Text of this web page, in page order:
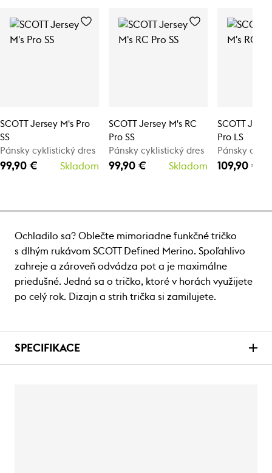
SCOTT Jersey M's Pro
SS
Pánsky cyklistický dres
99,90 € Skladom
SCOTT Jersey M's RC
Pro SS
Pánsky cyklistický dres
99,90 € Skladom
SCOTT
Pro LS
Pánsky
109,90 €
Ochladilo sa? Oblečte mimoriadne funkčné tričko
s dlhým rukávom SCOTT Defined Merino. Spoľahlivo
zahreje a zároveň odvádza pot a je maximálne
priedušné. Jedná sa o tričko, ktoré v horách využijete
po celý rok. Dizajn a strih trička si zamilujete.
SPECIFIKACE